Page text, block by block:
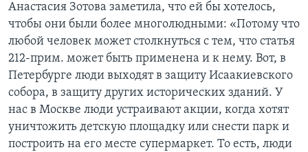
Анастасия Зотова заметила, что ей бы хотелось,
чтобы они были более многолюдными: «Потому что
любой человек может столкнуться с тем, что статья
212-прим. может быть применена и к нему. Вот, в
Петербурге люди выходят в защиту Исаакиевского
собора, в защиту других исторических зданий. У
нас в Москве люди устраивают акции, когда хотят
уничтожить детскую площадку или снести парк и
построить на его месте супермаркет. То есть, люди